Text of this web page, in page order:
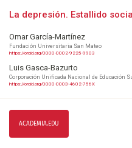
La depresión. Estallido
Omar García-Martínez
Fundación Universitaria San Mateo
https://orcid.org/0000-0002-9225-9903
Luis Gasca-Bazurto
Corporación Unificada Nacional de Educación
https://orcid.org/0000-0003-4602-756X
ACADEMIA.EDU